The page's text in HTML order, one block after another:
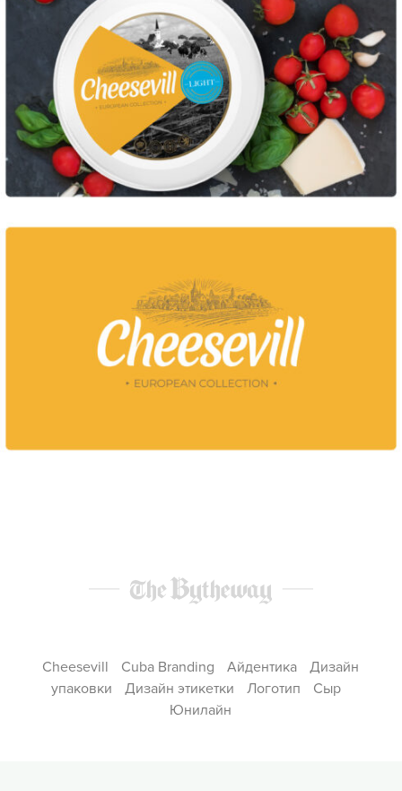
Cheesevill Cuba Branding Айдентика
Дизайн
упаковки
Дизайн этикетки Логотип
Сыр
Юнилайн